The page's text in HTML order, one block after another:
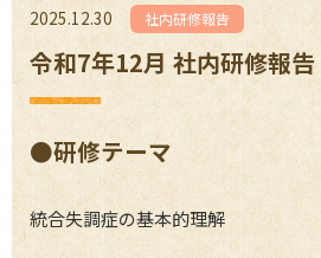
o
k
2025.12.30 社内研修報告
令和7年12月 社内研修報告
●研修テーマ
統合失調症の基本的理解